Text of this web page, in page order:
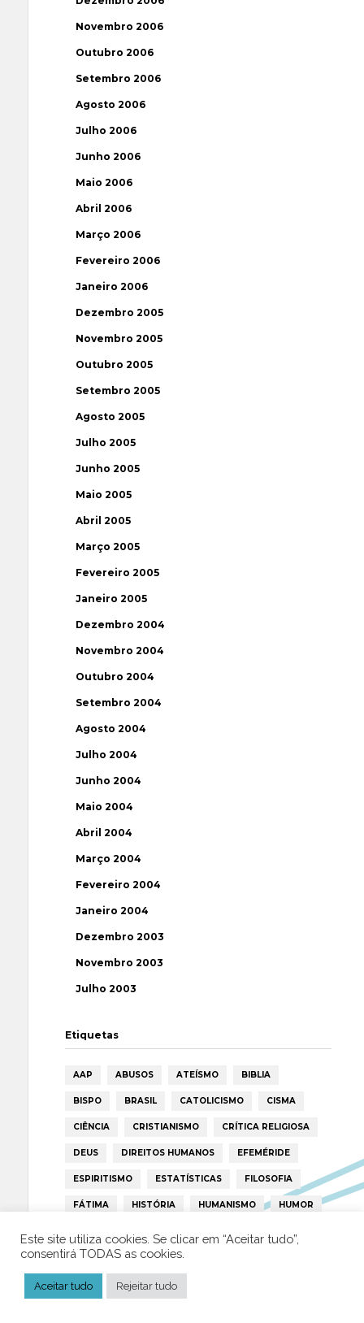
Novembro 2006
Outubro 2006
Setembro 2006
Agosto 2006
Julho 2006
Junho 2006
Maio 2006
Abril 2006
Março 2006
Fevereiro 2006
Janeiro 2006
Dezembro 2005
Novembro 2005
Outubro 2005
Setembro 2005
Agosto 2005
Julho 2005
Junho 2005
Maio 2005
Abril 2005
Março 2005
Fevereiro 2005
Janeiro 2005
Dezembro 2004
Novembro 2004
Outubro 2004
Setembro 2004
Agosto 2004
Julho 2004
Junho 2004
Maio 2004
Abril 2004
Março 2004
Fevereiro 2004
Janeiro 2004
Dezembro 2003
Novembro 2003
Julho 2003
Etiquetas
AAP ABUSOS ATEÍSMO BIBLIA
BISPO BRASIL CATOLICISMO CISMA
CIÊNCIA CRISTIANISMO CRÍTICA RELIGIOSA
DEUS DIREITOS HUMANOS EFEMÉRIDE
ESPIRITISMO ESTATÍSTICAS FILOSOFIA
FÁTIMA HISTÓRIA HUMANISMO HUMOR
JESUS LAICIDADE
LIVRE-PENSAMENTO
Este site utiliza cookies. Se clicar em “Aceitar tudo”,
consentirá TODAS as cookies.
Aceitar tudo Rejeitar tudo